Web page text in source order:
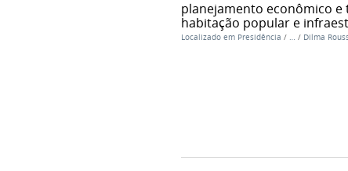
planejamento econômico
habitação popular e
Localizado em Presidência / … / Dilma